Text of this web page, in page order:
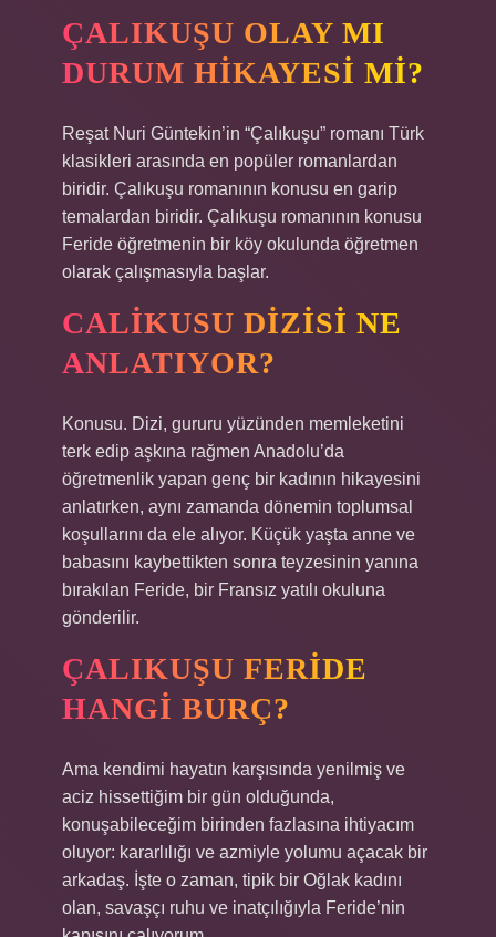
ÇALIKUŞU OLAY MI
DURUM HIKAYESI MI?
Reşat Nuri Güntekin’in “Çalıkuşu” romanı Türk
klasikleri arasında en popüler romanlardan
biridir. Çalıkuşu romanının konusu en garip
temalardan biridir. Çalıkuşu romanının konusu
Feride öğretmenin bir köy okulunda öğretmen
olarak çalışmasıyla başlar.
CALIKUSU DIZISI NE
ANLATIYOR?
Konusu. Dizi, gururu yüzünden memleketini
terk edip aşkına rağmen Anadolu’da
öğretmenlik yapan genç bir kadının hikayesini
anlatırken, aynı zamanda dönemin toplumsal
koşullarını da ele alıyor. Küçük yaşta anne ve
babasını kaybettikten sonra teyzesinin yanına
bırakılan Feride, bir Fransız yatılı okuluna
gönderilir.
ÇALIKUŞU FERIDE
HANGI BURÇ?
Ama kendimi hayatın karşısında yenilmiş ve
aciz hissettiğim bir gün olduğunda,
konuşabileceğim birinden fazlasına ihtiyacım
oluyor: kararlılığı ve azmiyle yolumu açacak bir
arkadaş. İşte o zaman, tipik bir Oğlak kadını
olan, savaşçı ruhu ve inatçılığıyla Feride’nin